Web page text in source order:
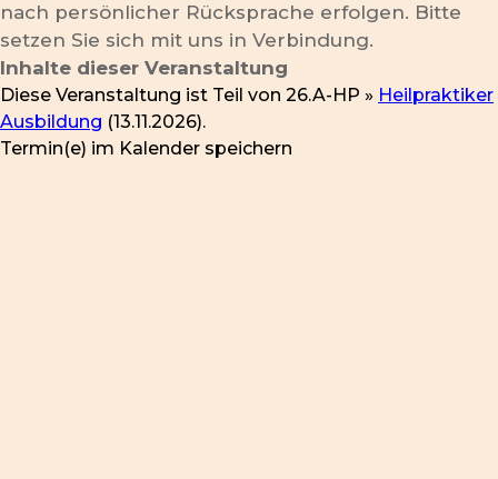
nach persönlicher Rücksprache erfolgen. Bitte
setzen Sie sich mit uns in Verbindung.
Inhalte dieser Veranstaltung
Diese Veranstaltung ist Teil von 26.A-HP » Heilpraktiker
Ausbildung (13.11.2026).
Termin(e) im Kalender speichern